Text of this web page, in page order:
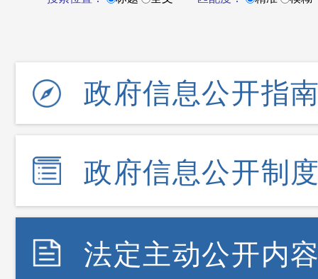
政府信息公开指
政府信息公开制
法定主动公开内